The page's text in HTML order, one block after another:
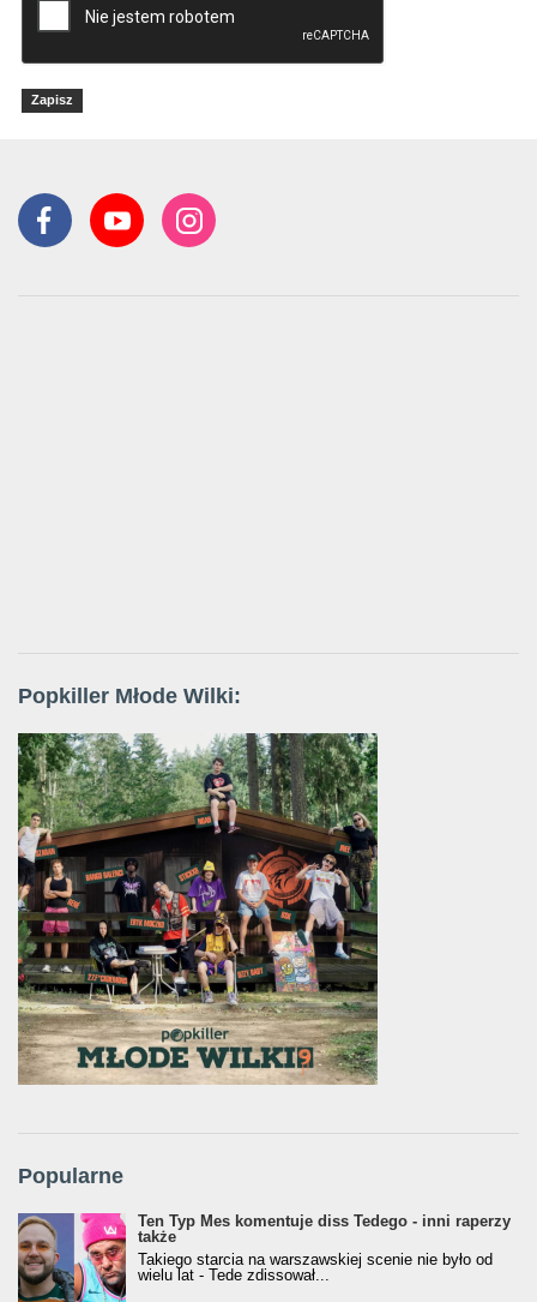
Popkiller Młode Wilki:
Popularne
Ten Typ Mes komentuje diss Tedego - inni raperzy
także
Takiego starcia na warszawskiej scenie nie było od
wielu lat - Tede zdissował...